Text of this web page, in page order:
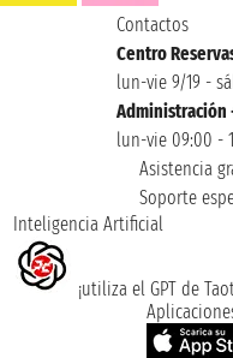
Contactos
Centro
lun-vie 9/19 -
Administración
lun-vie 09:00 -
Asistencia
Soporte
Inteligencia Artificial
¡utiliza el GPT de